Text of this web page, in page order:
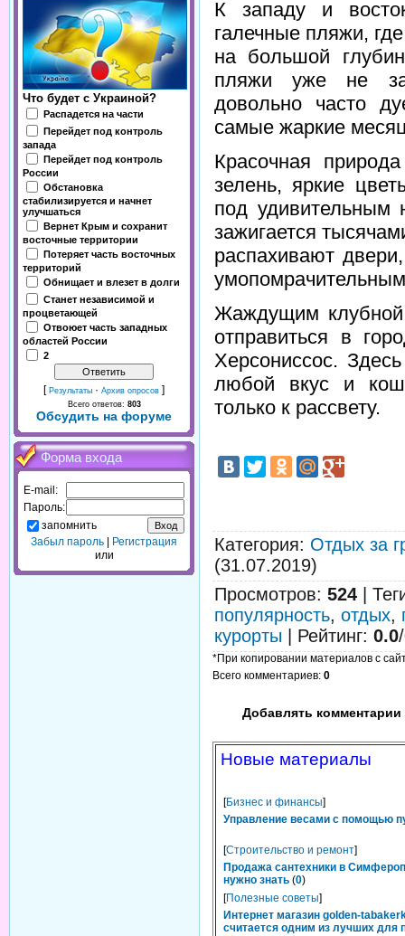
Что будет с Украиной?
Распадется на части
Перейдет под контроль
запада
Перейдет под контроль
России
Обстановка
стабилизируется и начнет
улучшаться
Вернет Крым и сохранит
восточные территории
Потеряет часть восточных
территорий
Обнищает и влезет в долги
Станет независимой и
процветающей
Отвоюет часть западных
областей России
2
[ Результаты · Архив опросов ]
Всего ответов: 803
Обсудить на форуме
Форма входа
E-mail:
Пароль:
запомнить
Забыл пароль
Регистрация
или
К западу и
галечные пляжи,
на большой
пляжи уже не
довольно часто
самые жаркие
Красочная
зелень, яркие
под
зажигается
распахивают
Жаждущим
отправиться в
Херсониссос.
любой вкус и
только к рассвету.
Категория: Отдых за
(31.07.2019)
Просмотров: 524
популярность, отдых,
курорты
Рейтинг: 0.0/
*При копировании материалов с
Всего комментариев: 0
Добавлять комментарии
Новые материалы
[Бизнес и финансы]
Управление весами с помощью
[Строительство и ремонт]
Продажа сантехники в
нужно знать (0)
[Полезные советы]
Интернет магазин golden-
считается одним из лучших для